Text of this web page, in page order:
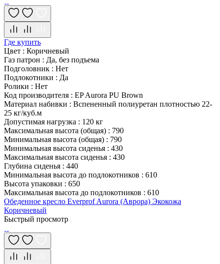
Где купить
Цвет : Коричневый
Газ патрон : Да, без подъема
Подголовник : Нет
Подлокотники : Да
Ролики : Нет
Код производителя : EP Aurora PU Brown
Материал набивки : Вспененный полиуретан плотностью 22-
25 кг/куб.м
Допустимая нагрузка : 120 кг
Максимальная высота (общая) : 790
Минимальная высота (общая) : 790
Минимальная высота сиденья : 430
Максимальная высота сиденья : 430
Глубина сиденья : 440
Минимальная высота до подлокотников : 610
Высота упаковки : 650
Максимальная высота до подлокотников : 610
Обеденное кресло Everprof Aurora (Аврора) Экокожа
Коричневый
Быстрый просмотр